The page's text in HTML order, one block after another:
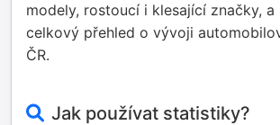
modely, rostoucí i klesající značky,
celkový přehled o vývoji
ČR.
Jak používat statistiky?